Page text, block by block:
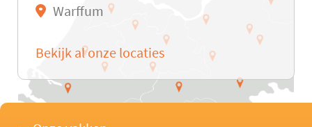
Warffum
Bekijk al onze locaties